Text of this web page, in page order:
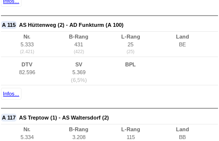
A 115 AS Hüttenweg (2) - AD Funkturm (A 100)
Nr.
5.333
(2.421)
B-Rang
431
(422)
L-Rang
25
(25)
Land
BE
DTV
82.596
SV
5.369
(6,5%)
BPL
Infos...
A 117 AS Treptow (1) - AS Waltersdorf (2)
Nr.
5.334
B-Rang
3.208
L-Rang
115
Land
BB